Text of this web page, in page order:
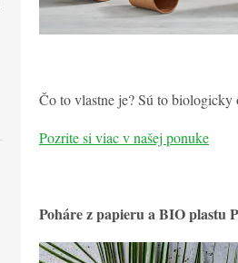
Čo to vlastne je? Sú to biologicky
Pozrite si viac v našej ponuke
Poháre z papieru a BIO plastu